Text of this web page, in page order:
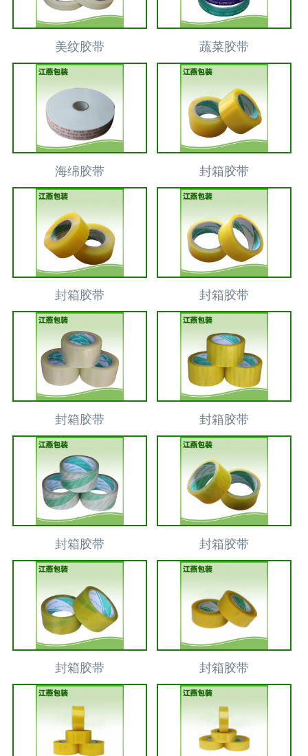
美纹胶带 蔬菜胶带
海绵胶带 封箱胶带
封箱胶带 封箱胶带
封箱胶带 封箱胶带
封箱胶带 封箱胶带
封箱胶带 封箱胶带